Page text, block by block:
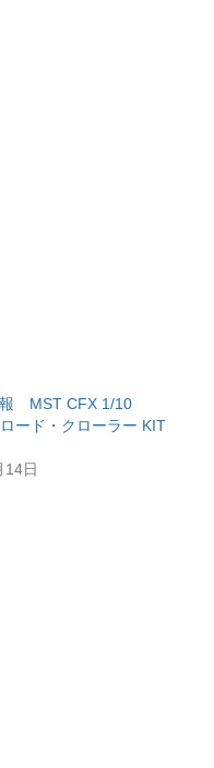
報 MST CFX 1/10
ード・クローラー KIT
14日